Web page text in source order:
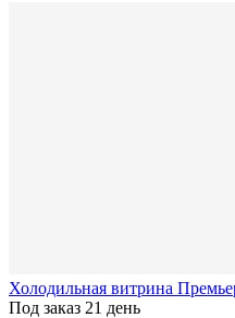
Холодильная витрина
Под заказ 21 день